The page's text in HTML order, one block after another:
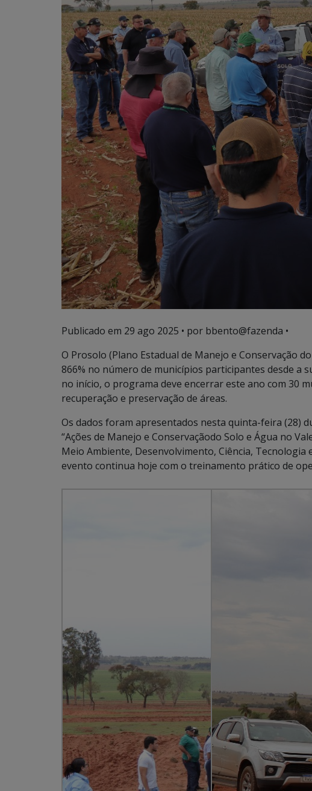
Publicado em 29 ago 2025 • por bbento@fazenda •
O Prosolo (Plano Estadual de Manejo e Conservação
866% no número de municípios participantes desde a
no início, o programa deve encerrar este ano com 30
recuperação e preservação de áreas.
Os dados foram apresentados nesta quinta-feira (28)
“Ações de Manejo e Conservaçãodo Solo e Água no
Meio Ambiente, Desenvolvimento, Ciência, Tecnologia
evento continua hoje com o treinamento prático de